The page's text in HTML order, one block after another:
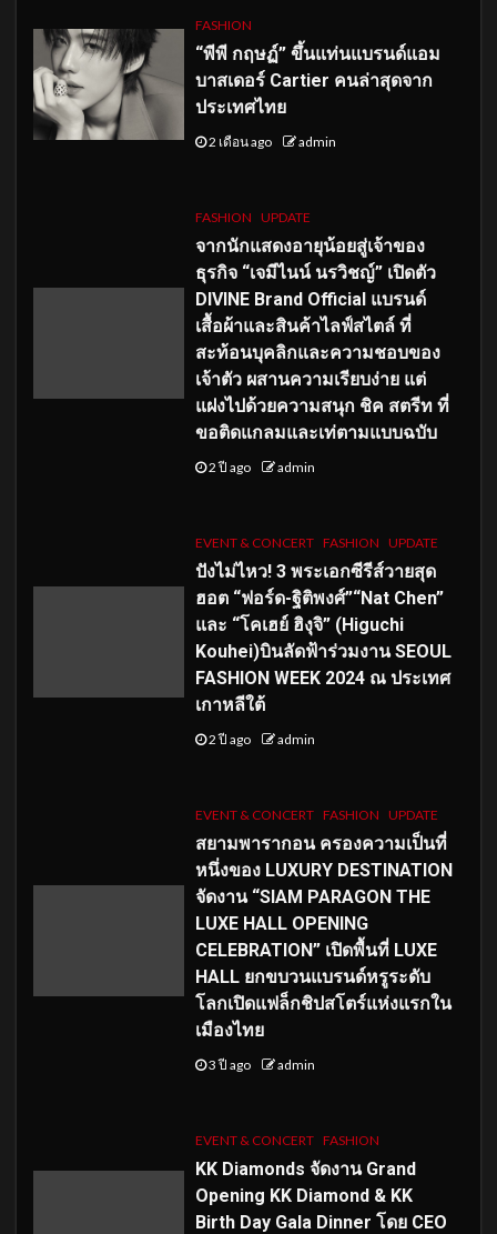
FASHION
“พีพี กฤษฏ์” ขึ้นแท่นแบรนด์แอม
บาสเดอร์ Cartier คนล่าสุดจาก
ประเทศไทย
2 เดือน ago admin
FASHION UPDATE
จากนักแสดงอายุน้อยสู่เจ้าของ
ธุรกิจ “เจมีไนน์ นรวิชญ์” เปิดตัว
DIVINE Brand Official แบรนด์
เสื้อผ้าและสินค้าไลฟ์สไตล์ ที่
สะท้อนบุคลิกและความชอบของ
เจ้าตัว ผสานความเรียบง่าย แต่
แฝงไปด้วยความสนุก ชิค สตรีท ที่
ขอติดแกลมและเท่ตามแบบฉบับ
2 ปี ago admin
EVENT & CONCERT FASHION UPDATE
ปังไม่ไหว! 3 พระเอกซีรีส์วายสุด
ฮอต “ฟอร์ด-ฐิติพงศ์”“Nat Chen”
และ “โคเฮย์ ฮิงุจิ” (Higuchi
Kouhei)บินลัดฟ้าร่วมงาน SEOUL
FASHION WEEK 2024 ณ ประเทศ
เกาหลีใต้
2 ปี ago admin
EVENT & CONCERT FASHION UPDATE
สยามพารากอน ครองความเป็นที่
หนึ่งของ LUXURY DESTINATION
จัดงาน “SIAM PARAGON THE
LUXE HALL OPENING
CELEBRATION” เปิดพื้นที่ LUXE
HALL ยกขบวนแบรนด์หรูระดับ
โลกเปิดแฟล็กชิปสโตร์แห่งแรกใน
เมืองไทย
3 ปี ago admin
EVENT & CONCERT FASHION
KK Diamonds จัดงาน Grand
Opening KK Diamond & KK
Birth Day Gala Dinner โดย CEO